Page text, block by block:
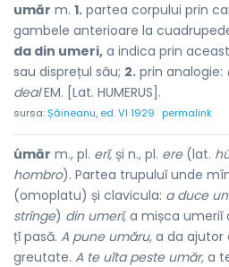
umăr m. 1. partea corpului prin
gambele anterioare la
da din umeri, a indica prin
sau disprețul său; 2. prin analogie:
dealEM. [Lat. HUMERUS].
sursa:Șăineanu, ed. VI 1929 permalink
úmăr m., pl. erĭ, și n., pl. ere(lat.
hombro). Partea trupuluĭ unde
(omoplatu) și clavicula: a duce
strînge) din umerĭ, a mișca umeriĭ
țĭ pasă. A pune umăru, a da ajutor
greutate. A te uĭta peste umăr, a